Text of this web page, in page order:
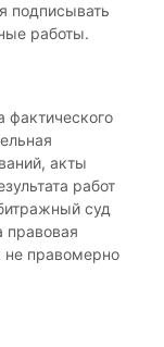
подписывать
работы.
фактического
акты
работ
суд
правовая
не правомерно